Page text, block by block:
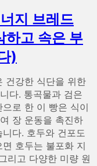
지 브레드
하고 속은 부
)
건강한 식단을 위한
다. 통곡물과 검은
로 한 이 빵은 식이
장 운동을 촉진하
다. 호두와 건포도
호두는 불포화 지
리고 다양한 미량 원